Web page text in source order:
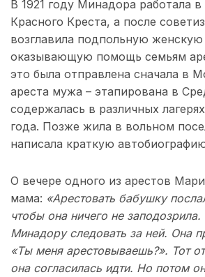
В 1921 году Минадора работала
Красного Креста, а после
возглавила подпольную
оказывающую помощь семьям
это была отправлена сначала в
ареста мужа – этапирована в
содержалась в различных
года. Позже жила в вольном
написала краткую
О вечере одного из арестов
мама: «Арестовать бабушку
чтобы она ничего не
Минадору следовать за ней. Она
«Ты меня арестовываешь?». Тот
она согласилась идти. Но потом